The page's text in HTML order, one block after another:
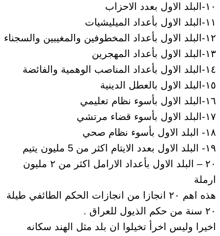
١٠-البلد الاول بعدد الاحزاب
١١-البلد الاول بأعداد الميليشيات
١٢-البلد الاول بأعداد المخطوفين والمغيبين والسجناء
١٣-البلد الاول بأعداد المهجرين
١٤-البلد الاول بأعداد المناصب الوهمية والفائضة
١٥-البلد الاول بالعطل الدينية
١٦-البلد الاول بأسوء نظام تعليمي
١٧-البلد الاول بأسوء قضاء مرتشي
١٨- البلد الاول بأسوء نظام صحي
١٩- البلد الاول بعدد الايتام اكثر من 5 مليون يتيم
٢٠ – البلد الاول بأعداد الارامل اكثر من ٢ مليون
ارملة
هذه اهم ٢٠ انجازا من انجازات الحكم الطائفي طيلة
٢٠ سنة من حكم الذيول للعراق .
اخيرا وليس اخرأ تخيلوا ان بلد مثل الهند سكانه